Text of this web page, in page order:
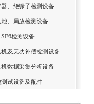
器、绝缘子检测设备
池、局放检测设备
SF6检测设备
机及无功补偿检测设备
机数据采集分析设备
测试设备及配件